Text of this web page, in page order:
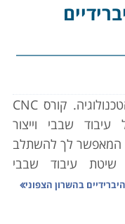
בואו להשתלב בתעשיית ההייטק והטכנולוגיה. קורס CNC
שבבי וייצור
המאפשר לך להשתלב
שיטת עיבוד שבבי
חריטה, כיפוף